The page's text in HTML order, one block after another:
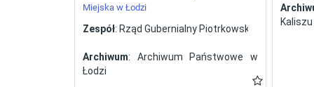
Stanisław Wigura na RWD-
6. Tym samym Polsce
przypadła organizacja
kolejnej odsłony zawodów.
Miejska w Łodzi
Zespół: Rząd Gubernialny Piotrkowski
Archiwum: Archiwum Państwowe w
Łodzi
Kaliszu